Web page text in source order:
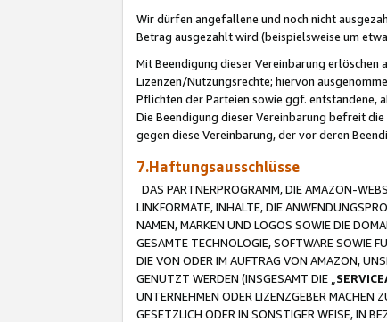
Wir dürfen angefallene und noch nicht
Betrag ausgezahlt wird (beispielsweise um
Mit Beendigung dieser Vereinbarung erlöschen
Lizenzen/Nutzungsrechte; hiervon
Pflichten der Parteien sowie ggf. entstandene,
Die Beendigung dieser Vereinbarung befreit
gegen diese Vereinbarung, der vor deren
7.Haftungsausschlüsse
DAS PARTNERPROGRAMM, DIE AMAZON-
LINKFORMATE, INHALTE, DIE
NAMEN, MARKEN UND LOGOS SOWIE DIE
GESAMTE TECHNOLOGIE, SOFTWARE SOWIE
DIE VON ODER IM AUFTRAG VON AMAZON,
GENUTZT WERDEN (INSGESAMT DIE „
UNTERNEHMEN ODER LIZENZGEBER MACHEN
GESETZLICH ODER IN SONSTIGER WEISE, IN